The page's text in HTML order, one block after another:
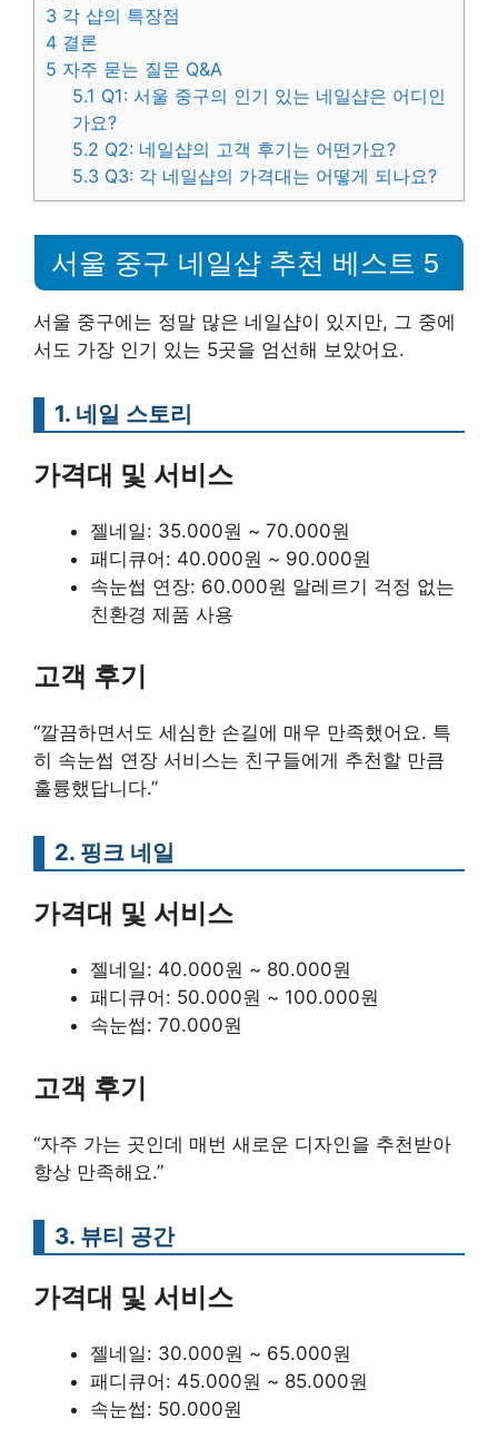
3 각 샵의 특장점
4 결론
5 자주 묻는 질문 Q&A
5.1 Q1: 서울 중구의 인기 있는 네일샵은 어디인
가요?
5.2 Q2: 네일샵의 고객 후기는 어떤가요?
5.3 Q3: 각 네일샵의 가격대는 어떻게 되나요?
서울 중구 네일샵 추천 베스트 5
서울 중구에는 정말 많은 네일샵이 있지만, 그 중에
서도 가장 인기 있는 5곳을 엄선해 보았어요.
1. 네일 스토리
가격대 및 서비스
젤네일: 35.000원 ~ 70.000원
패디큐어: 40.000원 ~ 90.000원
속눈썹 연장: 60.000원 알레르기 걱정 없는
친환경 제품 사용
고객 후기
“깔끔하면서도 세심한 손길에 매우 만족했어요. 특
히 속눈썹 연장 서비스는 친구들에게 추천할 만큼
훌륭했답니다.”
2. 핑크 네일
가격대 및 서비스
젤네일: 40.000원 ~ 80.000원
패디큐어: 50.000원 ~ 100.000원
속눈썹: 70.000원
고객 후기
“자주 가는 곳인데 매번 새로운 디자인을 추천받아
항상 만족해요.”
3. 뷰티 공간
가격대 및 서비스
젤네일: 30.000원 ~ 65.000원
패디큐어: 45.000원 ~ 85.000원
속눈썹: 50.000원